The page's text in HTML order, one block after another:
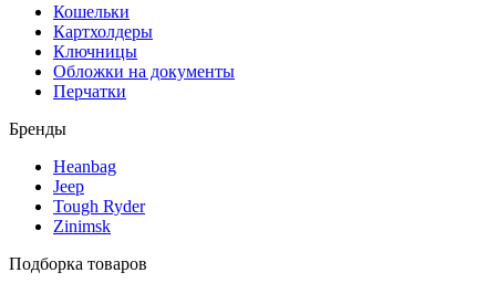
Кошельки
Картхолдеры
Ключницы
Обложки на документы
Перчатки
Бренды
Heanbag
Jeep
Tough Ryder
Zinimsk
Подборка товаров